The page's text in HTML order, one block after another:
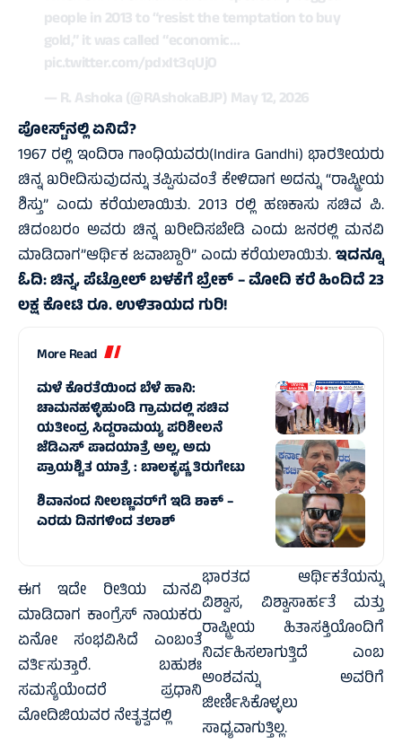
people in 2013 to “resist the temptation to buy
gold,” it was called “economic…
pic.twitter.com/pdxIt3qUjO
— R. Ashoka (@RAshokaBJP) May 12, 2026
ಪೋಸ್ಟ್‌ನಲ್ಲಿ ಏನಿದೆ?
1967 ರಲ್ಲಿ ಇಂದಿರಾ ಗಾಂಧಿಯವರು(Indira Gandhi) ಭಾರತೀಯರು
ಚಿನ್ನ ಖರೀದಿಸುವುದನ್ನು ತಪ್ಪಿಸುವಂತೆ ಕೇಳಿದಾಗ ಅದನ್ನು “ರಾಷ್ಟ್ರೀಯ
ಶಿಸ್ತು” ಎಂದು ಕರೆಯಲಾಯಿತು. 2013 ರಲ್ಲಿ ಹಣಕಾಸು ಸಚಿವ ಪಿ.
ಚಿದಂಬರಂ ಅವರು ಚಿನ್ನ ಖರೀದಿಸಬೇಡಿ ಎಂದು ಜನರಲ್ಲಿ ಮನವಿ
ಮಾಡಿದಾಗ”ಆರ್ಥಿಕ ಜವಾಬ್ದಾರಿ” ಎಂದು ಕರೆಯಲಾಯಿತು.ಇದನ್ನೂ
ಓದಿ:ಚಿನ್ನ, ಪೆಟ್ರೋಲ್ ಬಳಕೆಗೆ ಬ್ರೇಕ್ – ಮೋದಿ ಕರೆ ಹಿಂದಿದೆ 23
ಲಕ್ಷ ಕೋಟಿ ರೂ. ಉಳಿತಾಯದ ಗುರಿ!
More Read
ಮಳೆ ಕೊರತೆಯಿಂದ ಬೆಳೆ ಹಾನಿ:
ಚಾಮನಹಳ್ಳಿಹುಂಡಿ ಗ್ರಾಮದಲ್ಲಿ ಸಚಿವ
ಯತೀಂದ್ರ ಸಿದ್ದರಾಮಯ್ಯ ಪರಿಶೀಲನೆ
ಜೆಡಿಎಸ್ ಪಾದಯಾತ್ರೆ ಅಲ್ಲ, ಅದು
ಪ್ರಾಯಶ್ಚಿತ ಯಾತ್ರೆ : ಬಾಲಕೃಷ್ಣ ತಿರುಗೇಟು
ಶಿವಾನಂದ ನೀಲಣ್ಣವರ್‌ಗೆ ಇಡಿ ಶಾಕ್ –
ಎರಡು ದಿನಗಳಿಂದ ತಲಾಶ್‌
ಈಗ ಇದೇ ರೀತಿಯ ಮನವಿ
ಮಾಡಿದಾಗ ಕಾಂಗ್ರೆಸ್ ನಾಯಕರು
ಏನೋ ಸಂಭವಿಸಿದೆ ಎಂಬಂತೆ
ವರ್ತಿಸುತ್ತಾರೆ. ಬಹುಶಃ
ಸಮಸ್ಯೆಯೆಂದರೆ ಪ್ರಧಾನಿ
ಮೋದಿಜಿಯವರ ನೇತೃತ್ವದಲ್ಲಿ
ಭಾರತದ ಆರ್ಥಿಕತೆಯನ್ನು
ವಿಶ್ವಾಸ, ವಿಶ್ವಾಸಾರ್ಹತೆ ಮತ್ತು
ರಾಷ್ಟ್ರೀಯ ಹಿತಾಸಕ್ತಿಯೊಂದಿಗೆ
ನಿರ್ವಹಿಸಲಾಗುತ್ತಿದೆ ಎಂಬ
ಅಂಶವನ್ನು ಅವರಿಗೆ
ಜೀರ್ಣಿಸಿಕೊಳ್ಳಲು
ಸಾಧ್ಯವಾಗುತ್ತಿಲ್ಲ.